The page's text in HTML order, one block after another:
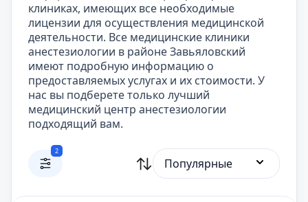
клиниках, имеющих все необходимые
лицензии для осуществления медицинской
деятельности. Все медицинские клиники
анестезиологии в районе Завьяловский
имеют подробную информацию о
предоставляемых услугах и их стоимости. У
нас вы подберете только лучший
медицинский центр анестезиологии
подходящий вам.
2
Популярные